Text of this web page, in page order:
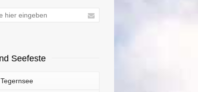
Seefeste